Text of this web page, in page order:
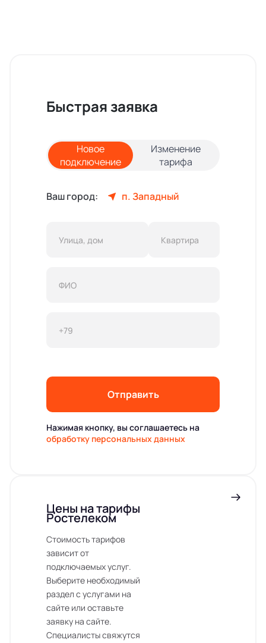
Быстрая заявка
Новое
подключение
Изменение
тарифа
Ваш город: п. Западный
Отправить
Нажимая кнопку, вы соглашаетесь на
обработку персональных данных
Цены на тарифы
Ростелеком
Стоимость тарифов
зависит от
подключаемых услуг.
Выберите необходимый
раздел с услугами на
сайте или оставьте
заявку на сайте.
Специалисты свяжутся